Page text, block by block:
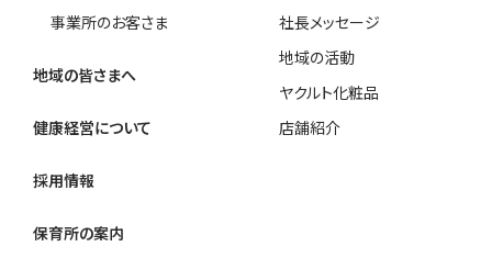
事業所のお客さま
地域の皆さまへ
健康経営について
社長メッセージ
地域の活動
ヤクルト化粧品
店舗紹介
採用情報
保育所の案内